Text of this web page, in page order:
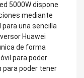
5000W dispone
mediante
para una sencilla
Huawei
de forma
para poder
para poder tener